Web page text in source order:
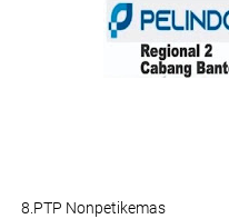
8.PTP Nonpetikemas